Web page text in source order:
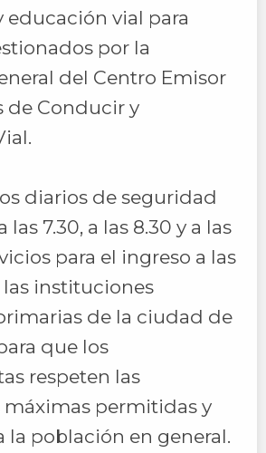
educación vial para
por la
del Centro Emisor
de Conducir y
diarios de seguridad
7.30, a las 8.30 y a las
para el ingreso a las
las instituciones
de la ciudad de
que los
respeten las
permitidas y
la población en general.